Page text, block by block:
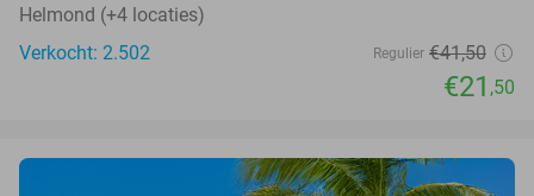
Helmond (+4 locaties)
Verkocht: 2.502
Regulier €41,50
€21 ,50